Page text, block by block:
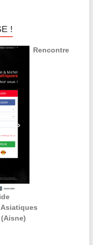
!
Rencontre